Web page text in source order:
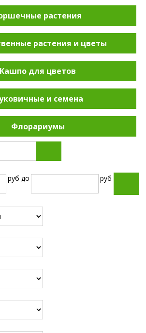
растения
растения и цветы
Кашпо для цветов
и семена
Флорариумы
руб до руб